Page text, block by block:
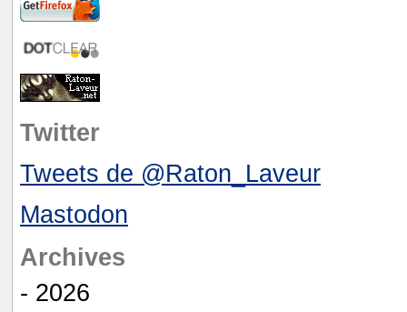
Twitter
Tweets de @Raton_Laveur
Mastodon
Archives
- 2026